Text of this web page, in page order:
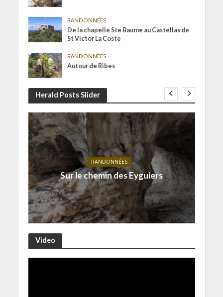
RANDONNÉES
De la chapelle Ste Baume au Castellas de
St Victor La Coste
RANDONNÉES
Autour de Ribes
Herald Posts Slider
RANDONNÉES
Sur le chemin des Eyguiers
Video